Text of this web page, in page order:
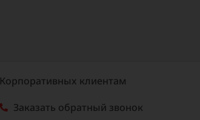
Корпоративных клиентам
Заказать обратный звонок